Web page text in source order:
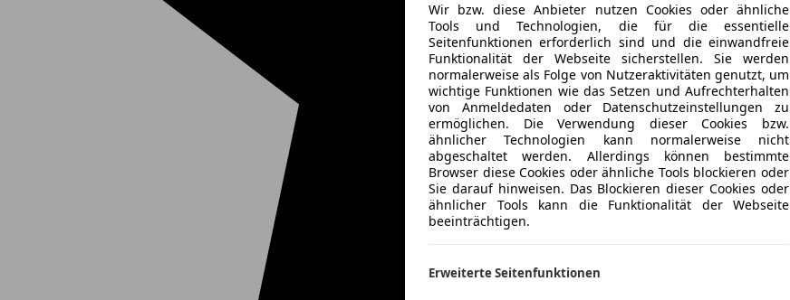
Wir bzw. diese Anbieter nutzen Cookies oder ähnliche
Tools und Technologien, die für die essentielle
Seitenfunktionen erforderlich sind und die einwandfreie
Funktionalität der Webseite sicherstellen. Sie werden
normalerweise als Folge von Nutzeraktivitäten genutzt, um
wichtige Funktionen wie das Setzen und Aufrechterhalten
von Anmeldedaten oder Datenschutzeinstellungen zu
ermöglichen. Die Verwendung dieser Cookies bzw.
ähnlicher Technologien kann normalerweise nicht
abgeschaltet werden. Allerdings können bestimmte
Browser diese Cookies oder ähnliche Tools blockieren oder
Sie darauf hinweisen. Das Blockieren dieser Cookies oder
ähnlicher Tools kann die Funktionalität der Webseite
beeinträchtigen.
Erweiterte Seitenfunktionen